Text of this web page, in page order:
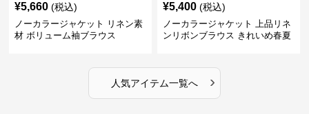
¥5,660 (税込)
ノーカラージャケット リネン素
材 ボリューム袖ブラウス
¥5,400 (税込)
ノーカラージャケット 上品リネ
ンリボンブラウス きれいめ春夏
人気アイテム一覧へ ›